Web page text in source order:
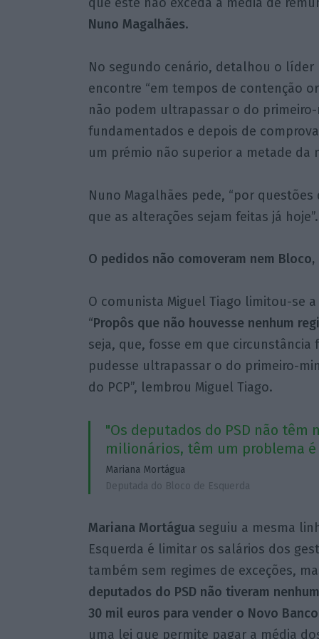
Nuno Magalhães.
No segundo cenário, detalhou o líder
encontre “em tempos de contenção
não podem ultrapassar o do
fundamentados e depois de
um prémio não superior a metade
Nuno Magalhães pede, “por
que as alterações sejam feitas já hoje”.
O pedidos não comoveram nem Bloco,
O comunista Miguel Tiago limitou-se
“Propôs que não houvesse nenhum
seja, que, fosse em que
pudesse ultrapassar o do primeiro-
do PCP”, lembrou Miguel Tiago.
"Os deputados do PSD não
milionários, têm um problema é
Mariana Mortágua
Deputada do Bloco de Esquerda
Mariana Mortáguaseguiu a mesma
Esquerda é limitar os salários dos
também sem regimes de exceções,
deputados do PSD não tiveram
30 mil euros para vender o Novo Banco
uma lei que permite pagar a média